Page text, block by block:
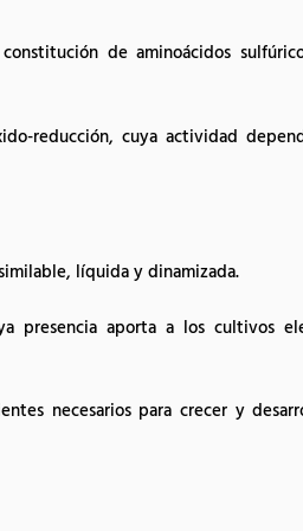
de aminoácidos
reducción, cuya actividad
líquida y dinamizada.
presencia aporta a los cultivos
necesarios para crecer y